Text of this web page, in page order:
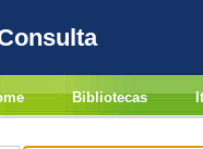
Bibliotecas